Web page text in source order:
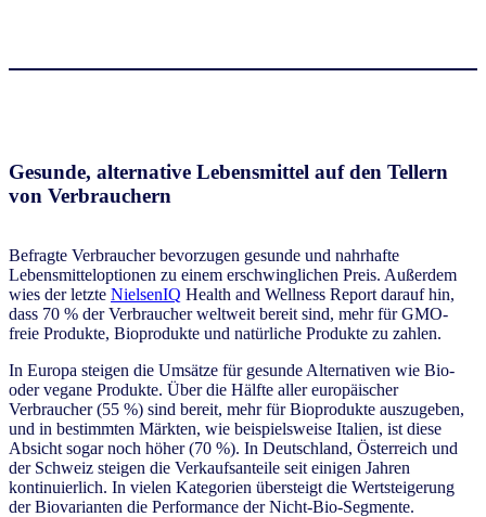
Gesunde, alternative Lebensmittel auf den Tellern
von Verbrauchern
Befragte Verbraucher bevorzugen gesunde und nahrhafte
Lebensmitteloptionen zu einem erschwinglichen Preis. Außerdem
wies der letzte NielsenIQ Health and Wellness Report darauf hin,
dass 70 % der Verbraucher weltweit bereit sind, mehr für GMO-
freie Produkte, Bioprodukte und natürliche Produkte zu zahlen.
In Europa steigen die Umsätze für gesunde Alternativen wie Bio-
oder vegane Produkte. Über die Hälfte aller europäischer
Verbraucher (55 %) sind bereit, mehr für Bioprodukte auszugeben,
und in bestimmten Märkten, wie beispielsweise Italien, ist diese
Absicht sogar noch höher (70 %). In Deutschland, Österreich und
der Schweiz steigen die Verkaufsanteile seit einigen Jahren
kontinuierlich. In vielen Kategorien übersteigt die Wertsteigerung
der Biovarianten die Performance der Nicht-Bio-Segmente.